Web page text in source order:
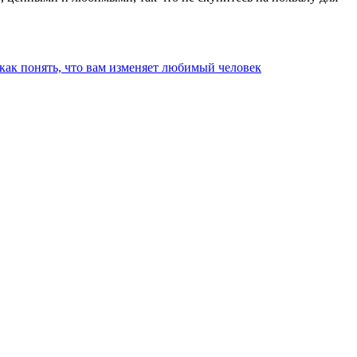
понять, что вам изменяет любимый человек